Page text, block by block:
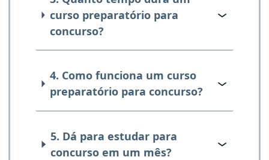
curso preparatório para
concurso?
4. Como funciona um curso
preparatório para concurso?
5. Dá para estudar para
concurso em um mês?